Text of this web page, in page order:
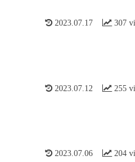
307
2023.07.17
255
2023.07.12
204
2023.07.06